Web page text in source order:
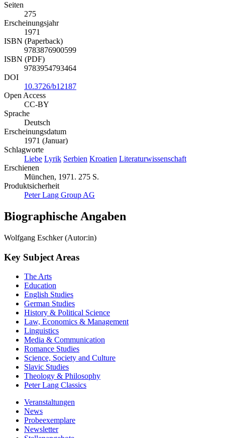
Seiten
275
Erscheinungsjahr
1971
ISBN (Paperback)
9783876900599
ISBN (PDF)
9783954793464
DOI
10.3726/b12187
Open Access
CC-BY
Sprache
Deutsch
Erscheinungsdatum
1971 (Januar)
Schlagworte
Liebe Lyrik Serbien Kroatien Literaturwissenschaft
Erschienen
München, 1971. 275 S.
Produktsicherheit
Peter Lang Group AG
Biographische Angaben
Wolfgang Eschker (Autor:in)
Key Subject Areas
The Arts
Education
English Studies
German Studies
History & Political Science
Law, Economics & Management
Linguistics
Media & Communication
Romance Studies
Science, Society and Culture
Slavic Studies
Theology & Philosophy
Peter Lang Classics
Veranstaltungen
News
Probeexemplare
Newsletter